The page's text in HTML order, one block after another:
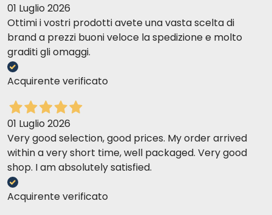
01 Luglio 2026
Ottimi i vostri prodotti avete una vasta scelta di
brand a prezzi buoni veloce la spedizione e molto
graditi gli omaggi.
Acquirente verificato
01 Luglio 2026
Very good selection, good prices. My order arrived
within a very short time, well packaged. Very good
shop. I am absolutely satisfied.
Acquirente verificato